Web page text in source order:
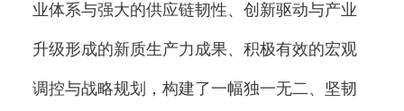
业体系与强大的供应链韧性、创新驱动与产业
升级形成的新质生产力成果、积极有效的宏观
调控与战略规划，构建了一幅独一无二、坚韧